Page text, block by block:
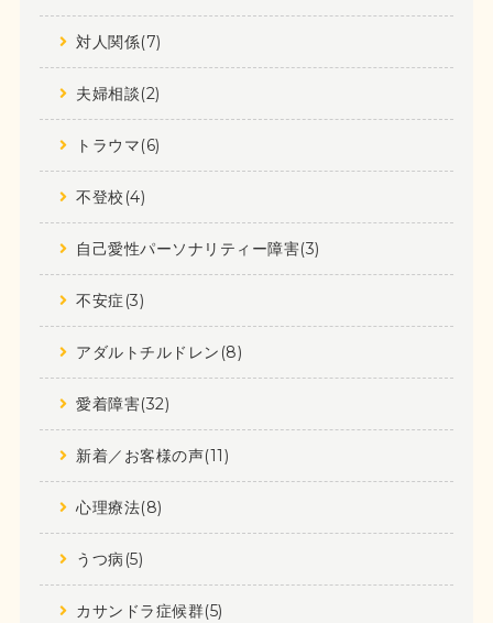
対人関係(7)
夫婦相談(2)
トラウマ(6)
不登校(4)
自己愛性パーソナリティー障害(3)
不安症(3)
アダルトチルドレン(8)
愛着障害(32)
新着／お客様の声(11)
心理療法(8)
うつ病(5)
カサンドラ症候群(5)